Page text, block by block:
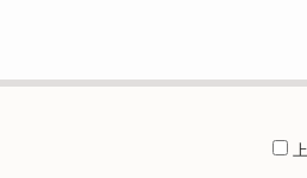
本人の同意がある場合または法令に基づ
個人情報について当社が個人情報保護管上